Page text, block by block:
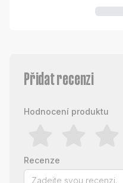
Přidat recenzi
Hodnocení produktu
Recenze